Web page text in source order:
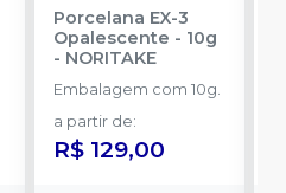
Porcelana EX-3
Opalescente - 10g
- NORITAKE
Embalagem com 10g.
a partir de:
R$ 129,00